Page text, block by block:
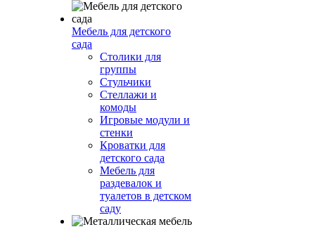
Мебель для детского
сада
Столики для
группы
Стульчики
Стеллажи и
комоды
Игровые модули и
стенки
Кроватки для
детского сада
Мебель для
раздевалок и
туалетов в детском
саду